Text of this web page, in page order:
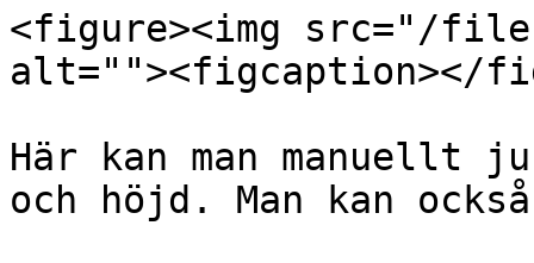
<figure><img src="/
alt=""><figcaption></
Här kan man manuellt
och höjd. Man kan